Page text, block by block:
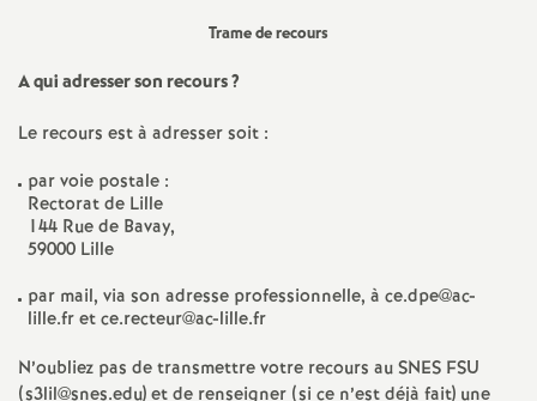
d
e
Trame de recours
A qui adresser son recours?
Le recours est à adresser soit :
par voie postale :
Rectorat de Lille
144 Rue de Bavay,
59000 Lille
par mail, via son adresse professionnelle, à ce.dpe@ac-
lille.fr et ce.recteur@ac-lille.fr
N’oubliez pas de transmettre votre recours au SNES FSU
(s3lil@snes.edu) et de renseigner (si ce n’est déjà fait) une